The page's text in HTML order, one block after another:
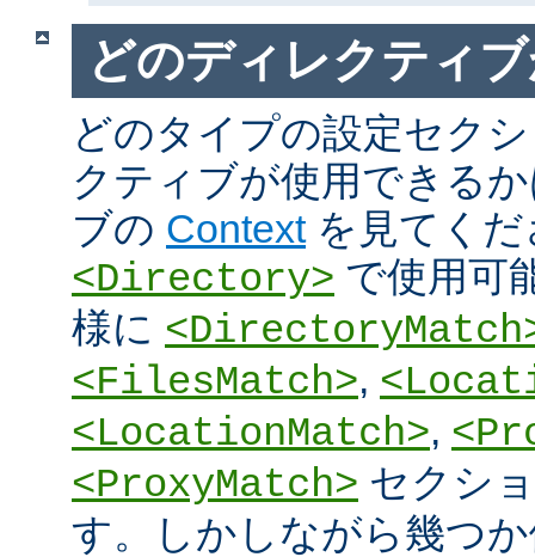
どのディレクティ
どのタイプの設定セク
クティブが使用できる
ブの Contextを見てくだ
<Directory> で使用可
様に
<FilesMatch>,
<LocationMatch>,
<ProxyMatch> セクシ
す。しかしながら幾つ